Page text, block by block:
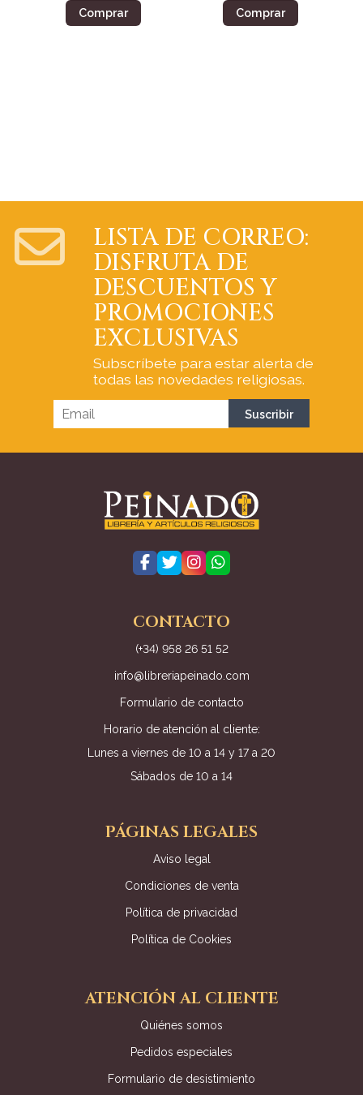
Comprar Comprar
LISTA DE CORREO:
DISFRUTA DE
DESCUENTOS Y
PROMOCIONES
EXCLUSIVAS
Subscríbete para estar alerta de
todas las novedades religiosas.
CONTACTO
(+34) 958 26 51 52
info@libreriapeinado.com
Formulario de contacto
Horario de atención al cliente:
Lunes a viernes de 10 a 14 y 17 a 20
Sábados de 10 a 14
PÁGINAS LEGALES
Aviso legal
Condiciones de venta
Política de privacidad
Política de Cookies
ATENCIÓN AL CLIENTE
Quiénes somos
Pedidos especiales
Formulario de desistimiento